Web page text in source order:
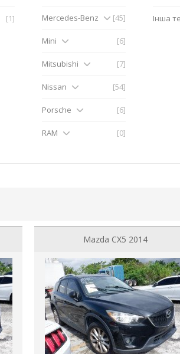
[1] Mercedes-Benz [45]
Mini [6]
Mitsubishi [7]
Nissan [54]
Porsche [6]
RAM [0]
Інша
Mazda CX5 2014